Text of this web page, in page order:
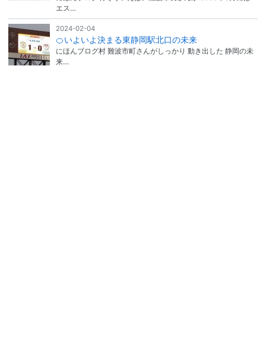
エス…
2024-02-04
🍊いよいよ決まる東静岡駅北口の未来
にほんブログ村 難波市町さんがしっかり 動き出した 静岡の未
来…